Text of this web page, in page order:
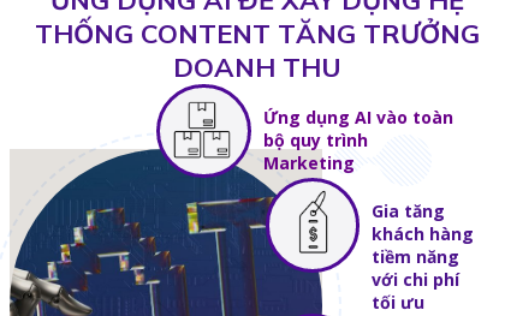
THỐNG CONTENT TĂNG TRƯỞNG
DOANH THU
Gia tăng
khách hàng
tiềm năng
với chi phí
tối ưu
Ứng dụng AI vào toàn
bộ quy trình
Marketing